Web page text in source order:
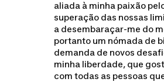
aliada à minha paixão
superação das nossas
a desembaraçar-me do
portanto um nómada de
demanda de novos
minha liberdade, que
com todas as pessoas